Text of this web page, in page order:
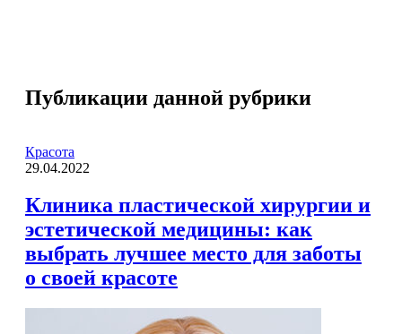
Публикации данной рубрики
Красота
29.04.2022
Клиника пластической хирургии и
эстетической медицины: как
выбрать лучшее место для заботы
о своей красоте